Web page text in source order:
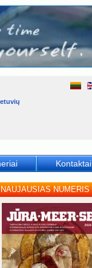
NAUJAUSIAS NUMERIS
Kontaktai